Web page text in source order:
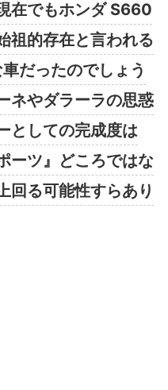
在でもホンダ S660
祖的存在と言われる
だったのでしょう
ネやダラーラの思惑
としての完成度は
ーツ』どころではな
回る可能性すらあり